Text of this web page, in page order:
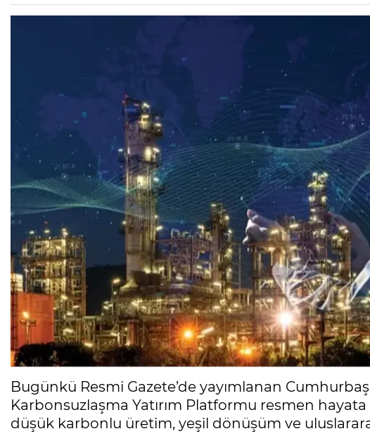
Bugünkü Resmi Gazete’de yayımlanan
Karbonsuzlaşma Yatırım Platformu resmen
düşük karbonlu üretim, yeşil dönüşüm ve